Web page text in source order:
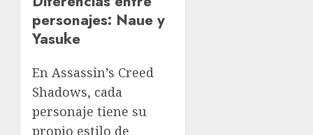
personajes: Naue y
Yasuke
En Assassin’s Creed
Shadows, cada
personaje tiene su
propio estilo de